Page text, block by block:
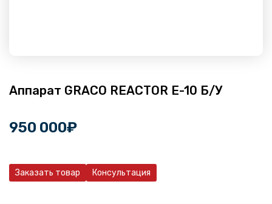
Аппарат GRACO REACTOR E-10 Б/У
950 000₽
Заказать товар Консультация